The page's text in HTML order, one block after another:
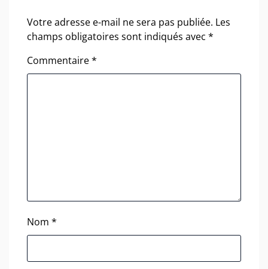
Votre adresse e-mail ne sera pas publiée. Les
champs obligatoires sont indiqués avec *
Commentaire*
Nom *